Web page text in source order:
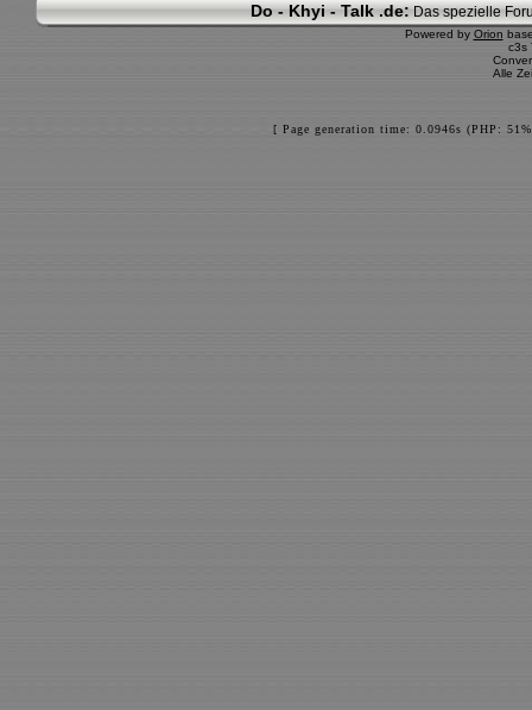
Do - Khyi - Talk .de: Das spezielle
Powered by Orion
c3s
Alle
[ Page generation time: 0.0946s (PHP: